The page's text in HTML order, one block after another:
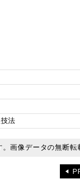
法
画像データの無断転